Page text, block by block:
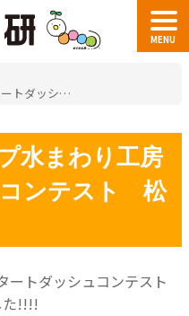
MENU
初受賞 クリナップ水まわり工房スタートダッシュコンテスト 松戸支店
水まわり工房
ンテスト 松
ートダッシュコンテスト
た!!!!